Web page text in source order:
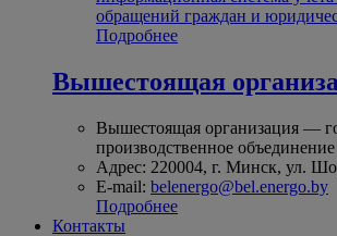
обращений граждан и
Подробнее
Вышестоящая
Вышестоящая организация —
производственное
Адрес: 220004, г. Минск, ул.
E-mail: belenergo@bel.energo.by
Подробнее
Контакты